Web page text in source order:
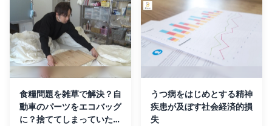
食糧問題を雑草で解決？自
動車のパーツをエコバッグ
に？捨ててしまっていたモ
うつ病をはじめとする精神
疾患が及ぼす社会経済的損
失